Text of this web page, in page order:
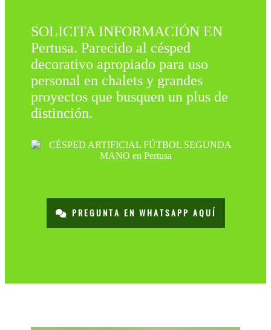
SOLICITA INFORMACIÓN EN
Pertusa. Parecido al césped
decorativo apropiado para uso
personal en chalets y grandes
proyectos que busquen un plus de
distinción.
PREGUNTA EN WHATSAPP AQUÍ